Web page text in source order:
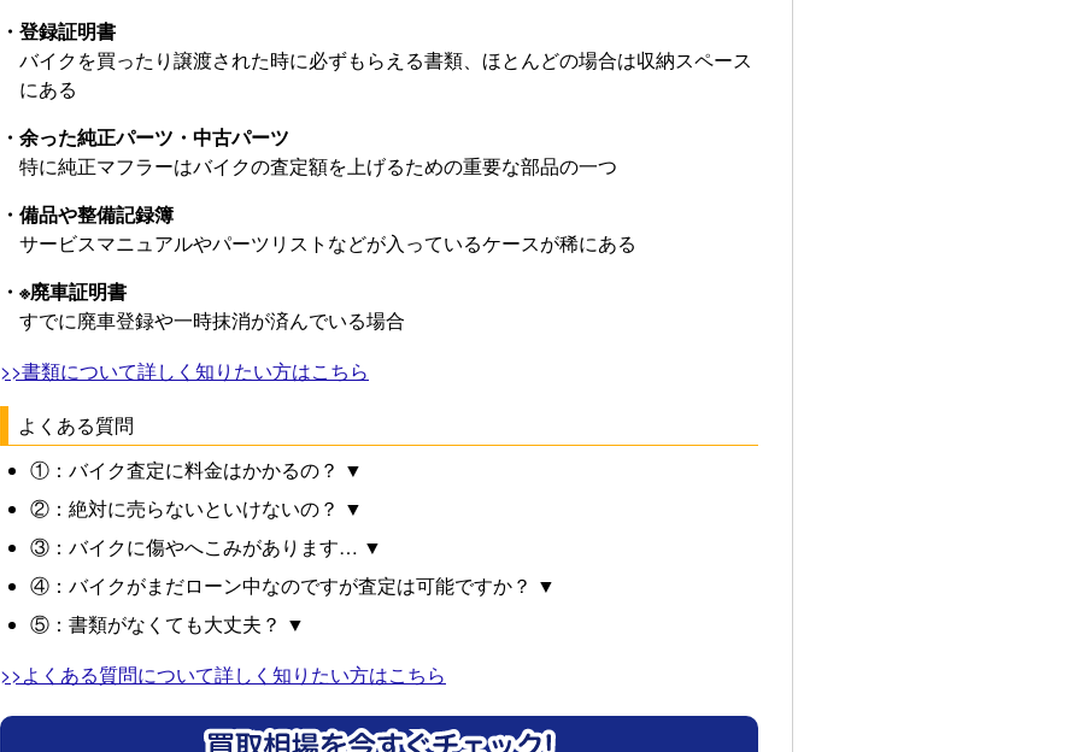
・登録証明書
バイクを買ったり譲渡された時に必ずもらえる書類、ほとんどの場合は収納スペース
にある
・余った純正パーツ・中古パーツ
特に純正マフラーはバイクの査定額を上げるための重要な部品の一つ
・備品や整備記録簿
サービスマニュアルやパーツリストなどが入っているケースが稀にある
・※廃車証明書
すでに廃車登録や一時抹消が済んでいる場合
>>書類について詳しく知りたい方はこちら
よくある質問
①：バイク査定に料金はかかるの？ ▼
②：絶対に売らないといけないの？ ▼
③：バイクに傷やへこみがあります… ▼
④：バイクがまだローン中なのですが査定は可能ですか？ ▼
⑤：書類がなくても大丈夫？ ▼
>>よくある質問について詳しく知りたい方はこちら